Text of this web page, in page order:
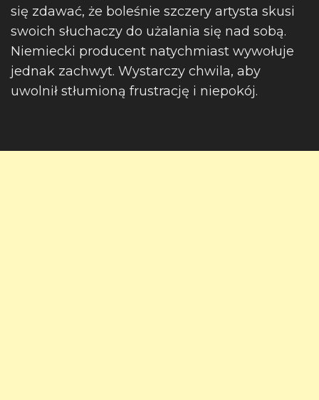
się zdawać, że boleśnie szczery artysta skusi
swoich słuchaczy do użalania się nad sobą.
Niemiecki producent natychmiast wywołuje
jednak zachwyt. Wystarczy chwila, aby
uwolnił stłumioną frustrację i niepokój.